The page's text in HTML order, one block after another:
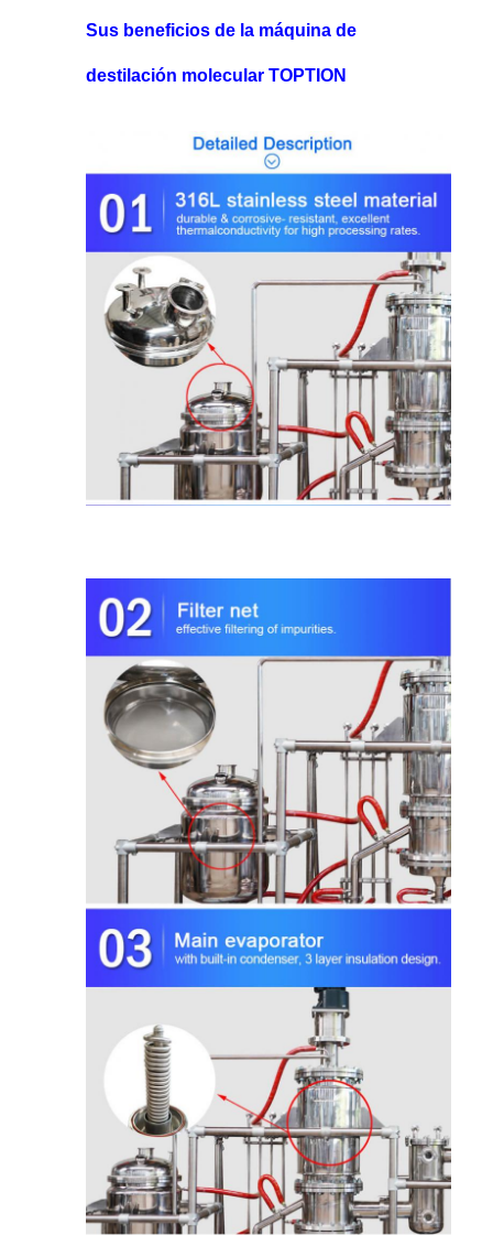
Sus beneficios de la máquina de
destilación molecular TOPTION